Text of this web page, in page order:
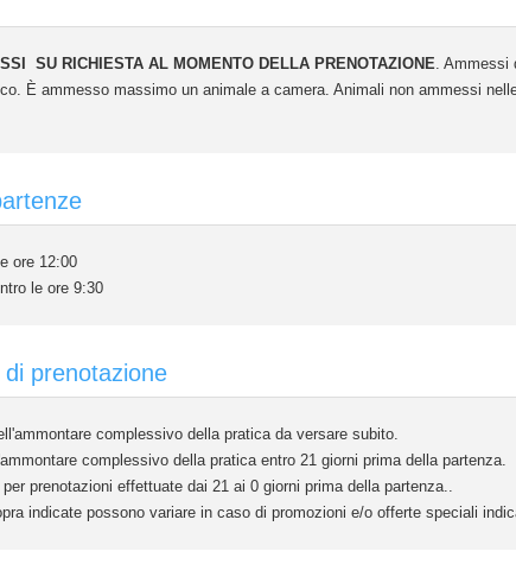
SU RICHIESTA AL MOMENTO DELLA PRENOTAZIONE. Ammessi
È ammesso massimo un animale a camera. Animali non ammessi
ore 12:00
le ore 9:30
prenotazione
complessivo della pratica da versare subito.
complessivo della pratica entro 21 giorni prima della partenza.
prenotazioni effettuate dai 21 ai 0 giorni prima della partenza..
indicate possono variare in caso di promozioni e/o offerte speciali